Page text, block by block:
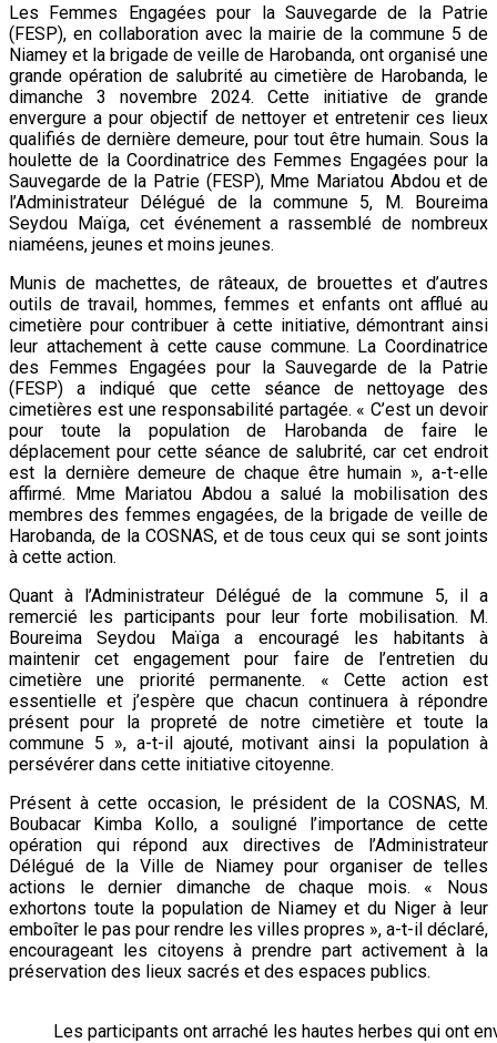
Les Femmes Engagées pour la Sauvegarde de la Patrie
(FESP), en collaboration avec la mairie de la commune 5 de
Niamey et la brigade de veille de Harobanda, ont organisé une
grande opération de salubrité au cimetière de Harobanda, le
dimanche 3 novembre 2024. Cette initiative de grande
envergure a pour objectif de nettoyer et entretenir ces lieux
qualifiés de dernière demeure, pour tout être humain. Sous la
houlette de la Coordinatrice des Femmes Engagées pour la
Sauvegarde de la Patrie (FESP), Mme Mariatou Abdou et de
l’Administrateur Délégué de la commune 5, M. Boureima
Seydou Maïga, cet événement a rassemblé de nombreux
niaméens, jeunes et moins jeunes.
Munis de machettes, de râteaux, de brouettes et d’autres
outils de travail, hommes, femmes et enfants ont afflué au
cimetière pour contribuer à cette initiative, démontrant ainsi
leur attachement à cette cause commune. La Coordinatrice
des Femmes Engagées pour la Sauvegarde de la Patrie
(FESP) a indiqué que cette séance de nettoyage des
cimetières est une responsabilité partagée. « C’est un devoir
pour toute la population de Harobanda de faire le
déplacement pour cette séance de salubrité, car cet endroit
est la dernière demeure de chaque être humain », a-t-elle
affirmé. Mme Mariatou Abdou a salué la mobilisation des
membres des femmes engagées, de la brigade de veille de
Harobanda, de la COSNAS, et de tous ceux qui se sont joints
à cette action.
Quant à l’Administrateur Délégué de la commune 5, il a
remercié les participants pour leur forte mobilisation. M.
Boureima Seydou Maïga a encouragé les habitants à
maintenir cet engagement pour faire de l’entretien du
cimetière une priorité permanente. « Cette action est
essentielle et j’espère que chacun continuera à répondre
présent pour la propreté de notre cimetière et toute la
commune 5 », a-t-il ajouté, motivant ainsi la population à
persévérer dans cette initiative citoyenne.
Présent à cette occasion, le président de la COSNAS, M.
Boubacar Kimba Kollo, a souligné l’importance de cette
opération qui répond aux directives de l’Administrateur
Délégué de la Ville de Niamey pour organiser de telles
actions le dernier dimanche de chaque mois. « Nous
exhortons toute la population de Niamey et du Niger à leur
emboîter le pas pour rendre les villes propres », a-t-il déclaré,
encourageant les citoyens à prendre part activement à la
préservation des lieux sacrés et des espaces publics.
Les participants ont arraché les hautes herbes qui ont